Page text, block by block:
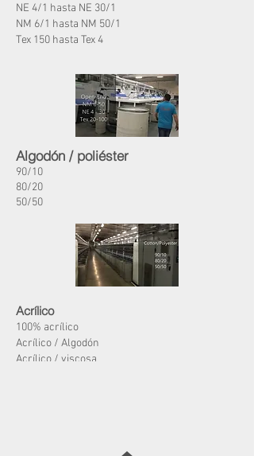
NE 4/1 hasta NE 30/1
NM 6/1 hasta NM 50/1
Tex 150 hasta Tex 4
Algodón / poliéster
90/10
80/20
50/50
Acrílico
100% acrílico
Acrílico / Algodón
Acrílico / viscosa